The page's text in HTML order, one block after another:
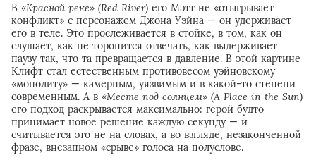
В «Красной реке» (Red River) его Мэтт не «отыгрывает
конфликт» с персонажем Джона Уэйна — он удерживает
его в теле. Это прослеживается в стойке, в том, как он
слушает, как не торопится отвечать, как выдерживает
паузу так, что та превращается в давление. В этой картине
Клифт стал естественным противовесом уэйновскому
«монолиту» — камерным, уязвимым и в какой-то степени
современным. А в «Месте под солнцем» (A Place in the Sun)
его подход раскрывается максимально: герой будто
принимает новое решение каждую секунду — и
считывается это не на словах, а во взгляде, незаконченной
фразе, внезапном «срыве» голоса на полуслове.